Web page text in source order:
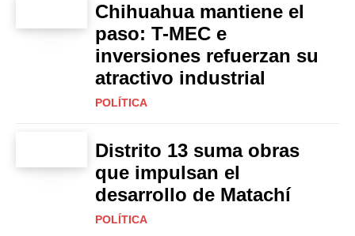
Chihuahua mantiene el
paso: T-MEC e
inversiones refuerzan su
atractivo industrial
POLÍTICA
Distrito 13 suma obras
que impulsan el
desarrollo de Matachí
POLÍTICA